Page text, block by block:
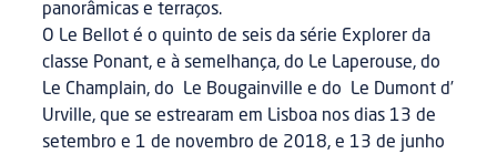
panorâmicas e terraços.
O Le Bellot é o quinto de seis da série Explorer da
classe Ponant, e à semelhança, do Le Laperouse, do
Le Champlain, do Le Bougainville e do Le Dumont d’
Urville, que se estrearam em Lisboa nos dias 13 de
setembro e 1 de novembro de 2018, e 13 de junho